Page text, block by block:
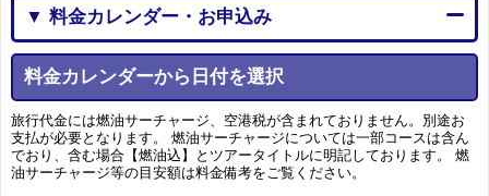
▼ 料金カレンダー・お申込み
料金カレンダーから日付を選択
旅行代金には燃油サーチャージ、空港税が含まれておりません。別途お
支払が必要となります。 燃油サーチャージについては一部コースは含ん
でおり、含む場合【燃油込】とツアータイトルに明記しております。 燃
油サーチャージ等の目安額は料金備考をご覧ください。